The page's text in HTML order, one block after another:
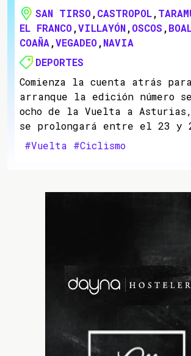
SAN TIRSO,CASTROPOL,
EL FRANCO,VILLAYÓN,OSCOS ,
COAÑA,VEGADEO,NAVIA
DEPORTES
Comienza la cuenta atrás
arranque la edición número
ocho de la Vuelta a
se prolongará entre el 23 y
#Vuelta #Ciclismo